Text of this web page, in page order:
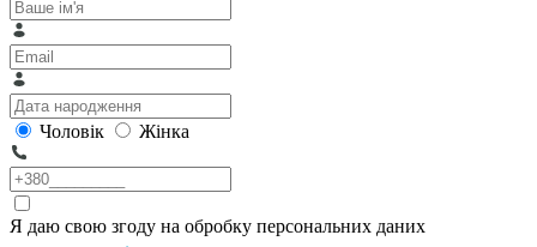
Чоловік Жінка
Я даю свою згоду на обробку персональних даних